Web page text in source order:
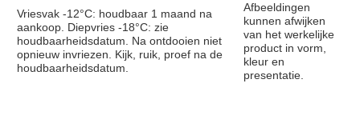
Vriesvak -12°C: houdbaar 1 maand na
aankoop. Diepvries -18°C: zie
houdbaarheidsdatum. Na ontdooien niet
opnieuw invriezen. Kijk, ruik, proef na de
houdbaarheidsdatum.
Afbeeldingen
kunnen afwijken
van het werkelijke
product in vorm,
kleur en
presentatie.